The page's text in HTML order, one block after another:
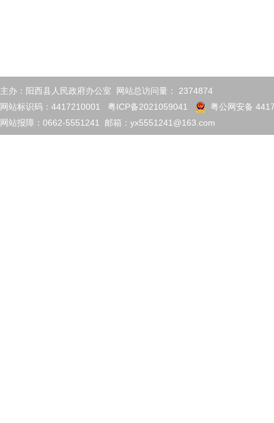
主办：阳西县人民政府办公室 网站总访问量： 2374874
网站标识码：4417210001 粤ICP备2021059041
粤公网安备
网站报障：0662-5551241 邮箱：yx5551241@163.com